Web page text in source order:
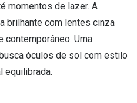
momentos de lazer. A
brilhante com lentes cinza
contemporâneo. Uma
óculos de sol com estilo
equilibrada.